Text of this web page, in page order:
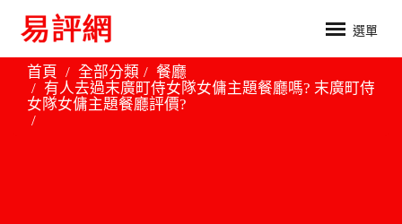
選單
首頁 全部分類
餐廳
有人去過末廣町侍女隊女傭主題餐廳嗎? 末廣町侍
女隊女傭主題餐廳評價?